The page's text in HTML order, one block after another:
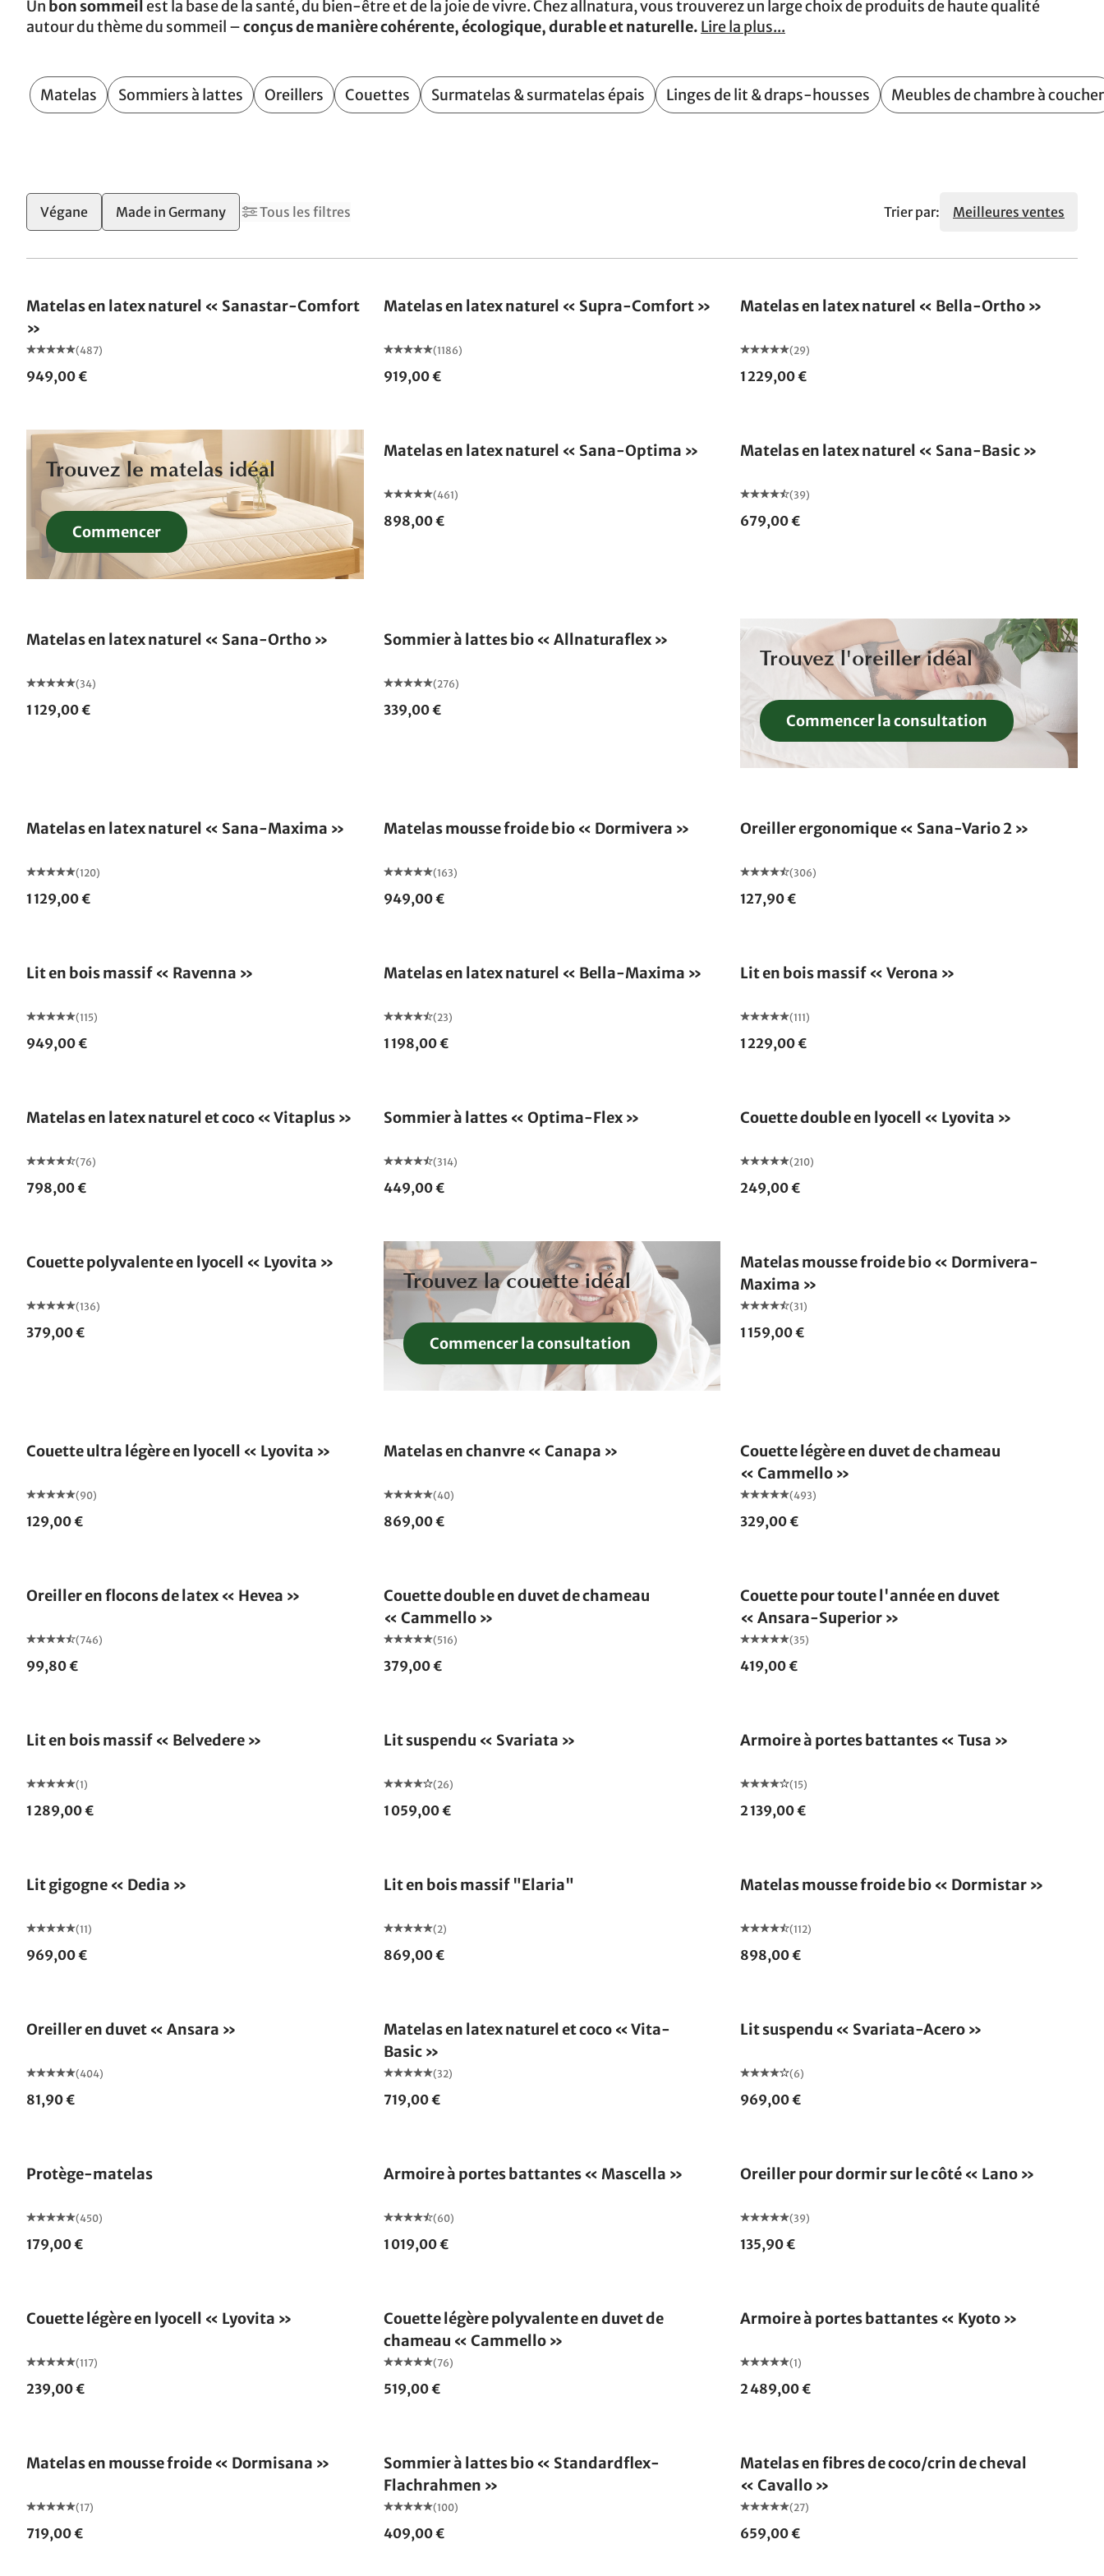
Un bon sommeil est la base de la santé, du bien-être et de la joie de vivre. Chez allnatura, vous trouverez un large choix de produits de haute qualité
autour du thème du sommeil –conçus de manière cohérente, écologique, durable et naturelle. Lire la plus...
Matelas Sommiers à lattes Oreillers Couettes Surmatelas & surmatelas épais Linges de lit & draps-housses Meubles de chambre à coucher
Végane Made in Germany Tous les filtres Trier par: Meilleures ventes
Matelas en latex naturel « Sanastar-Comfort
»
(487)
949,00 €
Matelas en latex naturel « Supra-Comfort »
(1186)
919,00 €
Matelas en latex naturel « Bella-Ortho »
(29)
1 229,00 €
Trouvez le matelas idéal
Commencer
Matelas en latex naturel « Sana-Optima »
(461)
898,00 €
Matelas en latex naturel « Sana-Basic »
(39)
679,00 €
Matelas en latex naturel « Sana-Ortho »
(34)
1 129,00 €
Sommier à lattes bio « Allnaturaflex »
(276)
339,00 €
Trouvez l'oreiller idéal
Commencer la consultation
Matelas en latex naturel « Sana-Maxima »
(120)
1 129,00 €
Matelas mousse froide bio « Dormivera »
(163)
949,00 €
Oreiller ergonomique « Sana-Vario 2 »
(306)
127,90 €
Lit en bois massif « Ravenna »
(115)
949,00 €
Matelas en latex naturel « Bella-Maxima »
(23)
1 198,00 €
Lit en bois massif « Verona »
(111)
1 229,00 €
Matelas en latex naturel et coco « Vitaplus »
(76)
798,00 €
Sommier à lattes « Optima-Flex »
(314)
449,00 €
Couette double en lyocell « Lyovita »
(210)
249,00 €
Couette polyvalente en lyocell « Lyovita »
(136)
379,00 €
Trouvez la couette idéal
Commencer la consultation
Matelas mousse froide bio « Dormivera-
Maxima »
(31)
1 159,00 €
Couette ultra légère en lyocell « Lyovita »
(90)
129,00 €
Matelas en chanvre « Canapa »
(40)
869,00 €
Couette légère en duvet de chameau
« Cammello »
(493)
329,00 €
Oreiller en flocons de latex « Hevea »
(746)
99,80 €
Couette double en duvet de chameau
« Cammello »
(516)
379,00 €
Couette pour toute l'année en duvet
« Ansara-Superior »
(35)
419,00 €
Lit en bois massif « Belvedere »
(1)
1 289,00 €
Lit suspendu « Svariata »
(26)
1 059,00 €
Armoire à portes battantes « Tusa »
(15)
2 139,00 €
Lit gigogne « Dedia »
(11)
969,00 €
Lit en bois massif "Elaria"
(2)
869,00 €
Matelas mousse froide bio « Dormistar »
(112)
898,00 €
Oreiller en duvet « Ansara »
(404)
81,90 €
Matelas en latex naturel et coco « Vita-
Basic »
(32)
719,00 €
Lit suspendu « Svariata-Acero »
(6)
969,00 €
Protège-matelas
(450)
179,00 €
Armoire à portes battantes « Mascella »
(60)
1 019,00 €
Oreiller pour dormir sur le côté « Lano »
(39)
135,90 €
Couette légère en lyocell « Lyovita »
(117)
239,00 €
Couette légère polyvalente en duvet de
chameau « Cammello »
(76)
519,00 €
Armoire à portes battantes « Kyoto »
(1)
2 489,00 €
Matelas en mousse froide « Dormisana »
(17)
719,00 €
Sommier à lattes bio « Standardflex-
Flachrahmen »
(100)
409,00 €
Matelas en fibres de coco/crin de cheval
« Cavallo »
(27)
659,00 €